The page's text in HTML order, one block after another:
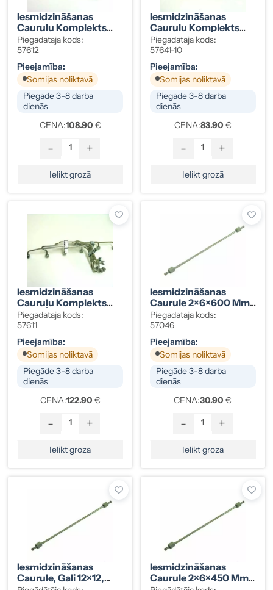
Iesmidzināšanas
Cauruļu Komplekts
Volvo, VW 2,4TD (LT
31/35)
Piegādātāja kods:
57612
Pieejamība:
Somijas noliktavā
Piegāde 3-8 darba
dienās
CENA:108.90 €
- +
Ielikt grozā
Iesmidzināšanas
Cauruļu Komplekts
VW Transporter T4 2.4
D / 2,5 TDI
Piegādātāja kods:
57641-10
Pieejamība:
Somijas noliktavā
Piegāde 3-8 darba
dienās
CENA:83.90 €
- +
Ielikt grozā
Iesmidzināšanas
Cauruļu Komplekts
Volvo, VW 2,4D (LT
31/35)
Piegādātāja kods:
57611
Pieejamība:
Somijas noliktavā
Piegāde 3-8 darba
dienās
CENA:122.90 €
- +
Ielikt grozā
Iesmidzināšanas
Caurule 2×6×600 Mm,
Gali 12×12
Piegādātāja kods:
57046
Pieejamība:
Somijas noliktavā
Piegāde 3-8 darba
dienās
CENA:30.90 €
- +
Ielikt grozā
Iesmidzināšanas
Caurule, Gali 12×12,
Iesmidzināšanas
Caurule 2×6×450 Mm,